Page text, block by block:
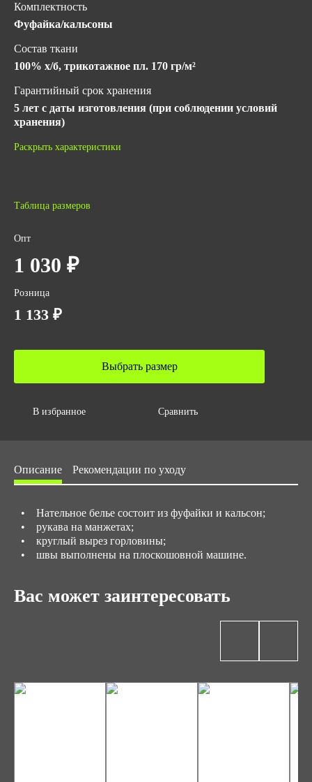
Комплектность
Фуфайка/кальсоны
Состав ткани
100% х/б, трикотажное пл. 170 гр/м²
Гарантийный срок хранения
5 лет с даты изготовления (при соблюдении условий
хранения)
ГОСТ
0.4
Размер/ рост
с 44 до 70 / с 158 до 200
Раскрыть характеристики
Таблица размеров
Опт
1 030 ₽
Розница
1 133 ₽
Выбрать размер
В избранное Сравнить
Описание Рекомендации по уходу
• Нательное белье состоит из фуфайки и кальсон;
• рукава на манжетах;
• круглый вырез горловины;
• швы выполнены на плоскошовной машине.
Вас может заинтересовать